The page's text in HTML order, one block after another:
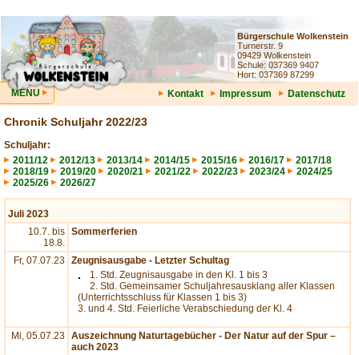
MENU Kontakt Impressum Datenschutz
Bürgerschule Wolkenstein
Turnerstr. 9
09429 Wolkenstein
Schule: 037369 9407
Hort: 037369 87299
Chronik Schuljahr 2022/23
Schuljahr:
2011/12
2012/13 2013/14 2014/15 2015/16 2016/17
2017/18
2018/19
2019/20 2020/21 2021/22 2022/23 2023/24
2024/25
2025/26
2026/27
Juli 2023
10.7. bis
18.8.
Sommerferien
Fr, 07.07.23 Zeugnisausgabe - Letzter Schultag
1. Std. Zeugnisausgabe in den Kl. 1 bis 3
2. Std. Gemeinsamer Schuljahresausklang aller Klassen
(Unterrichtsschluss für Klassen 1 bis 3)
3. und 4. Std. Feierliche Verabschiedung der Kl. 4
Mi, 05.07.23 Auszeichnung Naturtagebücher - Der Natur auf der Spur –
auch 2023